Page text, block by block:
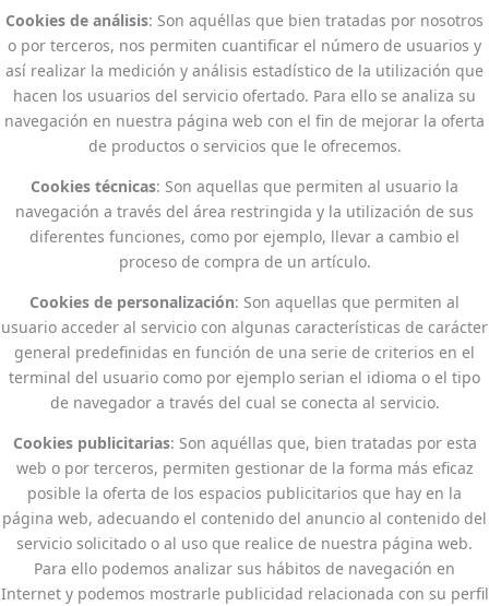
Cookies de análisis: Son aquéllas que bien tratadas por nosotros
o por terceros, nos permiten cuantificar el número de usuarios y
así realizar la medición y análisis estadístico de la utilización que
hacen los usuarios del servicio ofertado. Para ello se analiza su
navegación en nuestra página web con el fin de mejorar la oferta
de productos o servicios que le ofrecemos.
Cookies técnicas: Son aquellas que permiten al usuario la
navegación a través del área restringida y la utilización de sus
diferentes funciones, como por ejemplo, llevar a cambio el
proceso de compra de un artículo.
Cookies de personalización: Son aquellas que permiten al
usuario acceder al servicio con algunas características de carácter
general predefinidas en función de una serie de criterios en el
terminal del usuario como por ejemplo serian el idioma o el tipo
de navegador a través del cual se conecta al servicio.
Cookies publicitarias: Son aquéllas que, bien tratadas por esta
web o por terceros, permiten gestionar de la forma más eficaz
posible la oferta de los espacios publicitarios que hay en la
página web, adecuando el contenido del anuncio al contenido del
servicio solicitado o al uso que realice de nuestra página web.
Para ello podemos analizar sus hábitos de navegación en
Internet y podemos mostrarle publicidad relacionada con su perfil